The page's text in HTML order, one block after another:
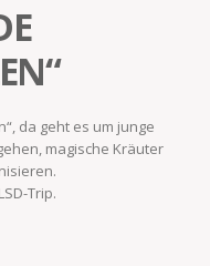
da geht es um junge
magische Kräuter
Trip.